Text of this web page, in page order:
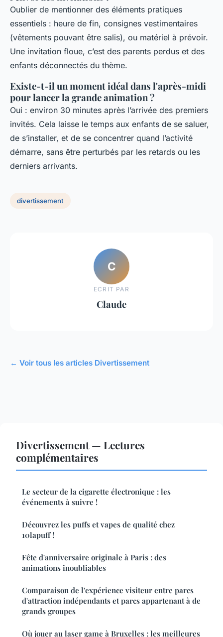
Oublier de mentionner des éléments pratiques
essentiels : heure de fin, consignes vestimentaires
(vêtements pouvant être salis), ou matériel à prévoir.
Une invitation floue, c’est des parents perdus et des
enfants déconnectés du thème.
Existe-t-il un moment idéal dans l'après-midi
pour lancer la grande animation ?
Oui : environ 30 minutes après l’arrivée des premiers
invités. Cela laisse le temps aux enfants de se saluer,
de s’installer, et de se concentrer quand l’activité
démarre, sans être perturbés par les retards ou les
derniers arrivants.
divertissement
C
ECRIT PAR
Claude
← Voir tous les articles Divertissement
Divertissement — Lectures
complémentaires
Le secteur de la cigarette électronique : les
événements à suivre !
Découvrez les puffs et vapes de qualité chez
10lapuff !
Fête d'anniversaire originale à Paris : des
animations inoubliables
Comparaison de l'expérience visiteur entre parcs
d'attraction indépendants et parcs appartenant à de
grands groupes
Où jouer au laser game à Bruxelles : les meilleures